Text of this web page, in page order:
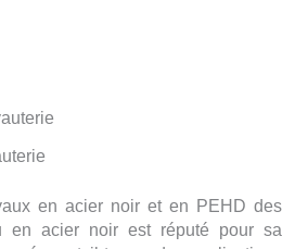
en acier noir et en PEHD des
en acier noir est réputé pour sa